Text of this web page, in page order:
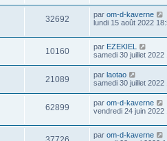
32692 par om-d-kaverne
lundi 15 août 2022
10160 par EZEKIEL
samedi 30 juillet 2022
21089 par laotao
samedi 30 juillet 2022
62899 par om-d-kaverne
vendredi 24 juin 2022
par om-d-kaverne